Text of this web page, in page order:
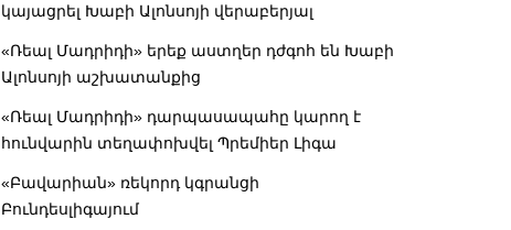
կայացրել Խաբի Ալոնսոյի վերաբերյալ
«Ռեալ Մադրիդի» երեք աստղեր դժգոհ են Խաբի
Ալոնսոյի աշխատանքից
«Ռեալ Մադրիդի» դարպասապահը կարող է
հունվարին տեղափոխվել Պրեմիեր Լիգա
«Բավարիան» ռեկորդ կգրանցի
Բունդեսլիգայում